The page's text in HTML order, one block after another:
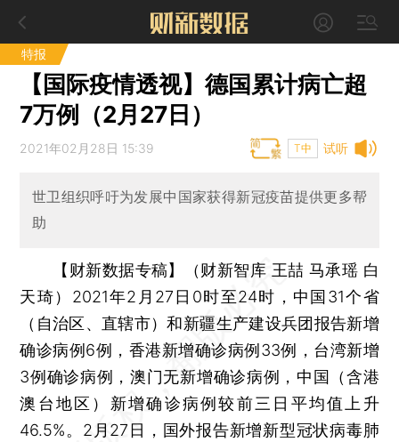
特报
【国际疫情透视】德国累计病亡超
7万例（2月27日）
试听
2021年02月28日 15:39 T中
世卫组织呼吁为发展中国家获得新冠疫苗提供更多帮
助
【财新数据专稿】（财新智库 王喆 马承瑶 白
天琦） 2021年2月27日0时至24时，中国31个省
（自治区、直辖市）和新疆生产建设兵团报告新增
确诊病例6例，香港新增确诊病例33例，台湾新增
3例确诊病例，澳门无新增确诊病例，中国（含港
澳台地区）新增确诊病例较前三日平均值上升
46.5%。2月27日，国外报告新增新型冠状病毒肺